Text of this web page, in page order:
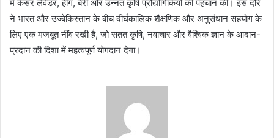
में केसर लैवेंडर, हींग, बेरी और उन्नत कृषि प्रौद्योगिकियों की पहचान की। इस दौरे
ने भारत और उज्बेकिस्तान के बीच दीर्घकालिक शैक्षणिक और अनुसंधान सहयोग के
लिए एक मजबूत नींव रखी है, जो सतत कृषि, नवाचार और वैश्विक ज्ञान के आदान-
प्रदान की दिशा में महत्वपूर्ण योगदान देगा।